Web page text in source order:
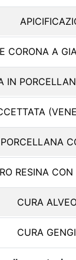
CORONA A
IN
RESINA
CURA
CURA